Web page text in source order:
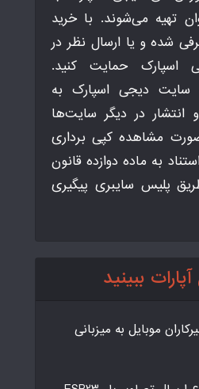
تهیه می‌شوند. با خرید
شده و یا ارسال نظر در
اسپارک حمایت کنید.
سایت دیجی اسپارک به
در دیگر سایت‌ها
مشاهده کپی برداری
به ماده دوازده قانون
پلیس سایبری پیگیری
ببینید
موبایل به میزبانی